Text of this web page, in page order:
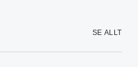
SE ALLT